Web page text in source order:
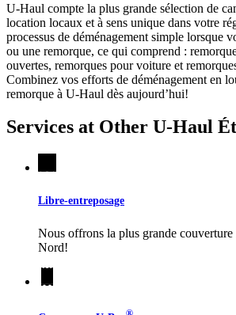
U-Haul compte la plus grande sélection de
location locaux et à sens unique dans votre
processus de déménagement simple lorsque
ou une remorque, ce qui comprend :
ouvertes, remorques pour voiture et
Combinez vos efforts de déménagement en
remorque à U-Haul dès aujourd’hui!
Services at Other U-Haul
Libre-entreposage
Nous offrons la plus grande
Nord!